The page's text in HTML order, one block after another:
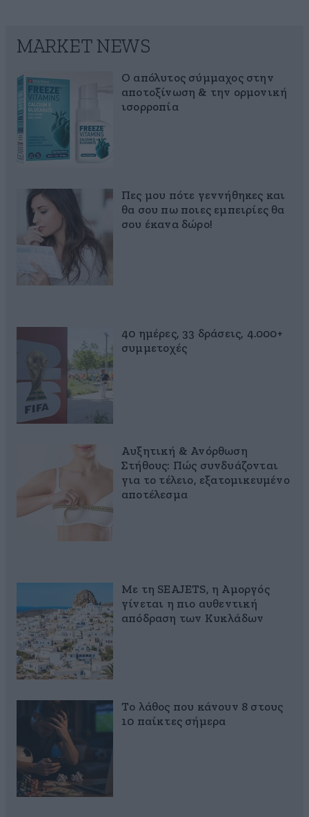
MARKET NEWS
Ο απόλυτος σύμμαχος στην
αποτοξίνωση & την ορμονική
ισορροπία
Πες μου πότε γεννήθηκες και
θα σου πω ποιες εμπειρίες θα
σου έκανα δώρο!
40 ημέρες, 33 δράσεις, 4.000+
συμμετοχές
Αυξητική & Ανόρθωση
Στήθους: Πώς συνδυάζονται
για το τέλειο, εξατομικευμένο
αποτέλεσμα
Με τη SEAJETS, η Αμοργός
γίνεται η πιο αυθεντική
απόδραση των Κυκλάδων
Το λάθος που κάνουν 8 στους
10 παίκτες σήμερα